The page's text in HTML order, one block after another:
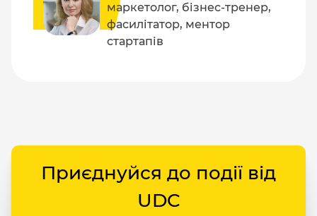
маркетолог, бізнес-тренер,
фасилітатор, ментор
стартапів
Приєднуйся до події від
UDC